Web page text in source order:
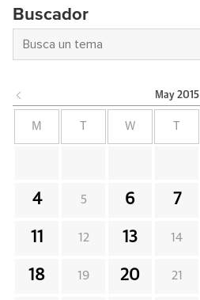
Buscador
May 2015
M W
4 5 6 7
11 12 13 14
18 19 20 21